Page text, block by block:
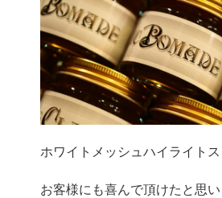
ホワイトメッシュハイライトス
お客様にも喜んで頂けたと思い